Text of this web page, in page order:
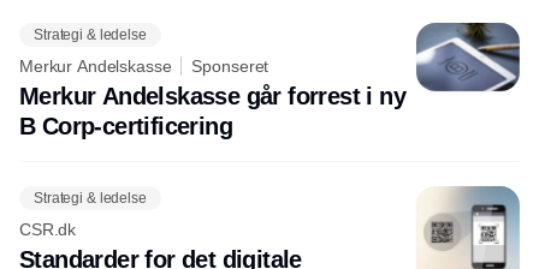
Strategi & ledelse
Merkur Andelskasse Sponseret
Merkur Andelskasse går forrest i ny
B Corp-certificering
Strategi & ledelse
CSR.dk
Standarder for det digitale